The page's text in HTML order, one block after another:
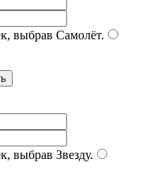
выбрав Самолёт.
выбрав Звезду.